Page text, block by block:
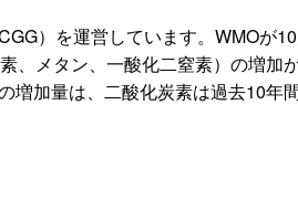
）を運営しています。WMOが
メタン、一酸化二窒素）の増加が
増加量は、二酸化炭素は過去10年